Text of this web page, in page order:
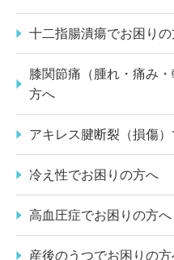
十二指腸潰瘍でお困り
膝関節痛（腫れ・痛み
方へ
アキレス腱断裂（損傷
冷え性でお困りの方へ
高血圧症でお困りの方へ
産後のうつでお困りの方